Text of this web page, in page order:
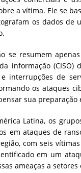
a vítima. Ele se
os dados de
se resumem
informação (CISO)
interrupções de
os ataques
sua preparação
Latina, os
em ataques de
com seis
em um
ameaças a setores